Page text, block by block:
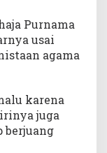
Purnama
usai
agama
karena
juga
berjuang